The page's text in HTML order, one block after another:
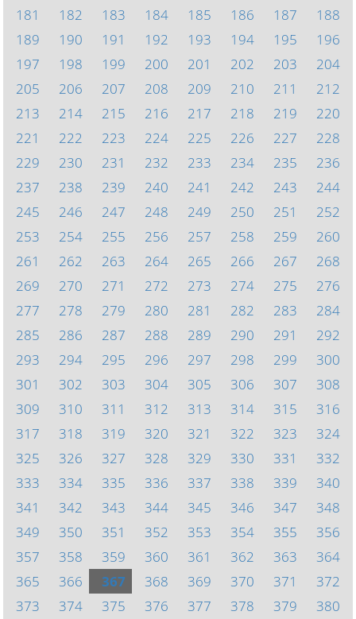
181
182 183 184 185 186 187
188
189
190 191 192 193 194 195
196
197
198 199 200 201 202 203
204
205
206 207 208 209 210 211
212
213
214 215 216 217 218 219
220
221
222 223 224 225 226 227
228
229
230 231 232 233 234 235
236
237
238 239 240 241 242 243
244
245
246 247 248 249 250 251
252
253
254 255 256 257 258 259
260
261
262 263 264 265 266 267
268
269
270 271 272 273 274 275
276
277
278 279 280 281 282 283
284
285
286 287 288 289 290 291
292
293
294 295 296 297 298 299
300
301
302 303 304 305 306 307
308
309
310 311 312 313 314 315
316
317
318 319 320 321 322 323
324
325
326 327 328 329 330 331
332
333
334 335 336 337 338 339
340
341
342 343 344 345 346 347
348
349
350 351 352 353 354 355
356
357
358 359 360 361 362 363
364
365
366 367 368 369 370 371
372
373
374 375 376 377 378 379 380